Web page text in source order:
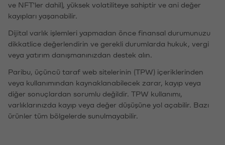
ve NFT'ler dahil), yüksek volatiliteye sahiptir ve ani değer
kayıpları yaşanabilir.
Dijital varlık işlemleri yapmadan önce finansal durumunuzu
dikkatlice değerlendirin ve gerekli durumlarda hukuk, vergi
veya yatırım danışmanınızdan destek alın.
Paribu, üçüncü taraf web sitelerinin (TPW) içeriklerinden
veya kullanımından kaynaklanabilecek zarar, kayıp veya
diğer sonuçlardan sorumlu değildir. TPW kullanımı,
varlıklarınızda kayıp veya değer düşüşüne yol açabilir. Bazı
ürünler tüm bölgelerde sunulmayabilir.